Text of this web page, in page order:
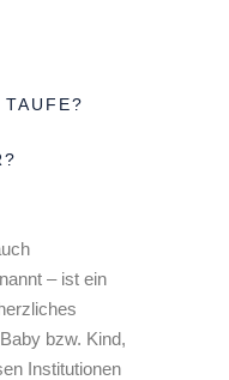
– ist ein
bzw. Kind,
Institutionen